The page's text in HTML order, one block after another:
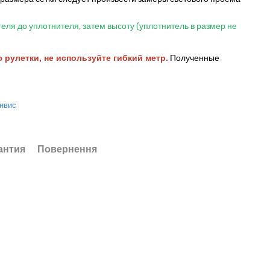
до уплотнителя, затем высоту (уплотнитель в размер не
не используйте гибкий метр. Полученные
Повернення